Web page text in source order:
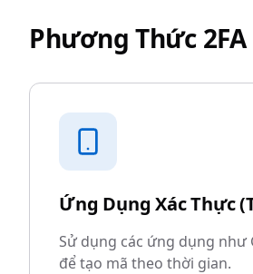
Phương Thức 2FA
Ứng Dụng Xác Thực
Sử dụng các ứng dụng như
để tạo mã theo thời gian.